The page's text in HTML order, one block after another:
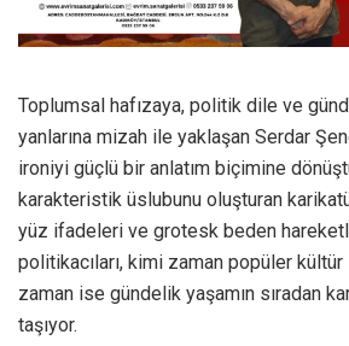
Toplumsal hafızaya, politik dile ve
yanlarına mizah ile yaklaşan Serdar
ironiyi güçlü bir anlatım biçimine
karakteristik üslubunu oluşturan
yüz ifadeleri ve grotesk beden
politikacıları, kimi zaman popüler kültür
zaman ise gündelik yaşamın sıradan
taşıyor.